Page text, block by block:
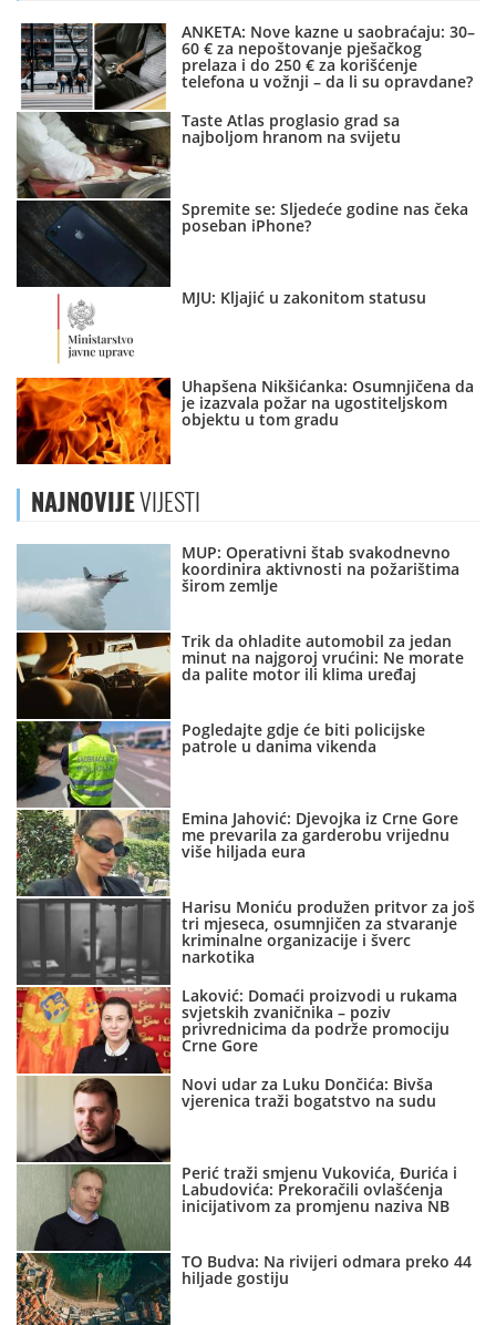
ANKETA: Nove kazne u saobraćaju: 30–
60 € za nepoštovanje pješačkog
prelaza i do 250 € za korišćenje
telefona u vožnji – da li su opravdane?
Taste Atlas proglasio grad sa
najboljom hranom na svijetu
Spremite se: Sljedeće godine nas čeka
poseban iPhone?
MJU: Kljajić u zakonitom statusu
Uhapšena Nikšićanka: Osumnjičena da
je izazvala požar na ugostiteljskom
objektu u tom gradu
NAJNOVIJEVIJESTI
MUP: Operativni štab svakodnevno
koordinira aktivnosti na požarištima
širom zemlje
Trik da ohladite automobil za jedan
minut na najgoroj vrućini: Ne morate
da palite motor ili klima uređaj
Pogledajte gdje će biti policijske
patrole u danima vikenda
Emina Jahović: Djevojka iz Crne Gore
me prevarila za garderobu vrijednu
više hiljada eura
Harisu Moniću produžen pritvor za još
tri mjeseca, osumnjičen za stvaranje
kriminalne organizacije i šverc
narkotika
Laković: Domaći proizvodi u rukama
svjetskih zvaničnika – poziv
privrednicima da podrže promociju
Crne Gore
Novi udar za Luku Dončića: Bivša
vjerenica traži bogatstvo na sudu
Perić traži smjenu Vukovića, Đurića i
Labudovića: Prekoračili ovlašćenja
inicijativom za promjenu naziva NB
TO Budva: Na rivijeri odmara preko 44
hiljade gostiju